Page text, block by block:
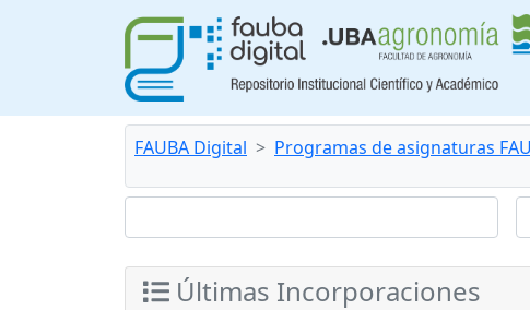
FAUBA Digital Programas de asignaturas
Últimas Incorporaciones